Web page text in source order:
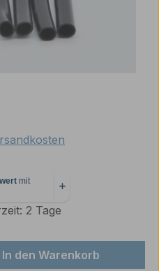
2 Tage
den
In den Warenkorb